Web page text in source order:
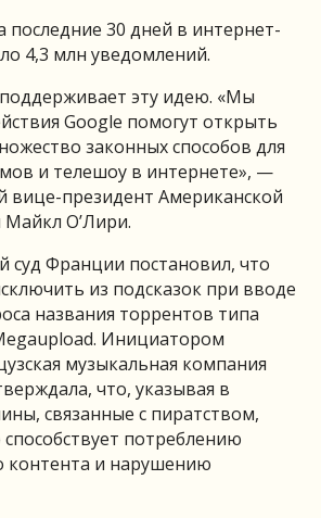
последние 30 дней в интернет-
4,3 млн уведомлений.
эту идею. «Мы
Google помогут открыть
законных способов для
и телешоу в интернете», —
вице-президент Американской
Майкл О’Лири.
суд Франции постановил, что
из подсказок при вводе
названия торрентов типа
Инициатором
музыкальная компания
что, указывая в
связанные с пиратством,
потреблению
контента и нарушению